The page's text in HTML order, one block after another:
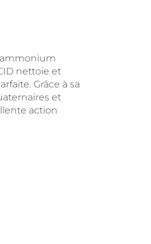
nettoie et
Grâce à sa
et
action